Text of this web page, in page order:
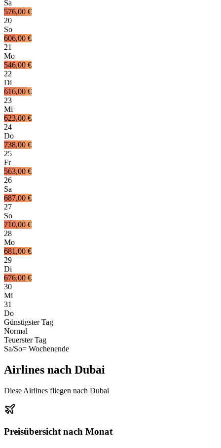
Sa
576,00 €
20
So
606,00 €
21
Mo
546,00 €
22
Di
616,00 €
23
Mi
623,00 €
24
Do
738,00 €
25
Fr
563,00 €
26
Sa
687,00 €
27
So
710,00 €
28
Mo
681,00 €
29
Di
676,00 €
30
Mi
31
Do
Günstigster Tag
Normal
Teuerster Tag
Sa/So= Wochenende
Airlines nach Dubai
Diese Airlines fliegen nach Dubai
Preisübersicht nach Monat